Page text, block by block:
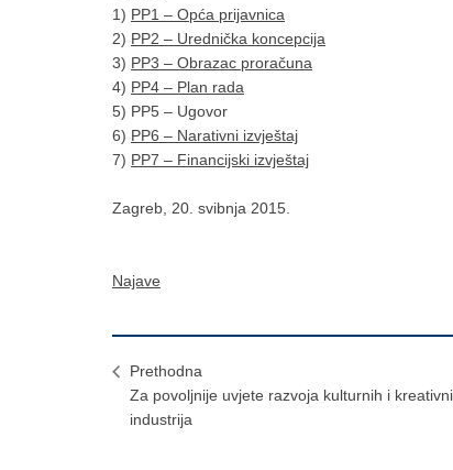
1) PP1 – Opća prijavnica
2) PP2 – Urednička koncepcija
3) PP3 – Obrazac proračuna
4) PP4 – Plan rada
5) PP5 – Ugovor
6) PP6 – Narativni izvještaj
7) PP7 – Financijski izvještaj
Zagreb, 20. svibnja 2015.
Najave
Prethodna
Za povoljnije uvjete razvoja kulturnih i
industrija